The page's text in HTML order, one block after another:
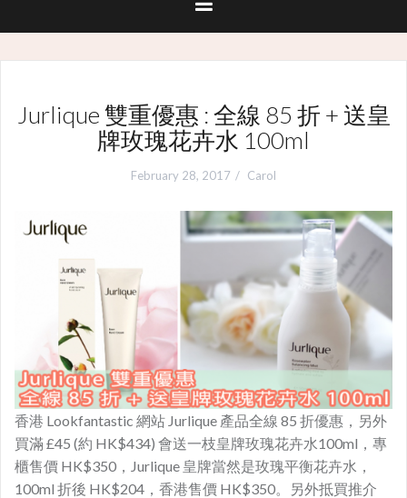
Jurlique 雙重優惠 : 全線 85 折 + 送皇
牌玫瑰花卉水 100ml
February 28, 2017 Carol
香港 Lookfantastic 網站 Jurlique 產品全線 85 折優惠，另外
買滿 £45 (約 HK$434) 會送一枝皇牌玫瑰花卉水100ml，專
櫃售價 HK$350，Jurlique 皇牌當然是玫瑰平衡花卉水，
100ml 折後 HK$204，香港售價 HK$350。另外抵買推介